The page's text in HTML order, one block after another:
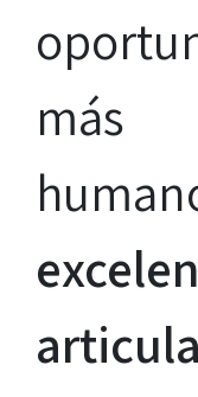
más